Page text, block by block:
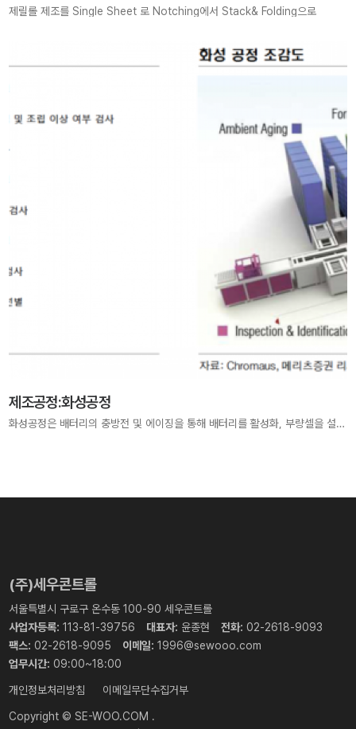
제릴롤 제조를 Single Sheet 로 Notching에서 Stack& Folding으로
제조공정:화성공정
화성공정은 배터리의 충방전 및 에이징을 통해 배터리를 활성화, 부량셀을 설별하는 공정
(주)세우콘트롤
서울특별시 구로구 온수동 100-90 세우콘트롤
사업자등록: 113-81-39756 대표자: 윤종현 전화: 02-2618-9093
팩스: 02-2618-9095 이메일: 1996@sewooo.com
업무시간: 09:00~18:00
개인정보처리방침 이메일무단수집거부
Copyright © SE-WOO.COM .